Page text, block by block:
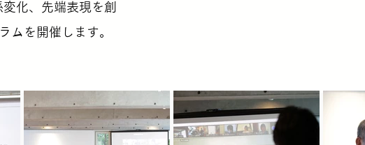
化、先端表現を創
ムを開催します。